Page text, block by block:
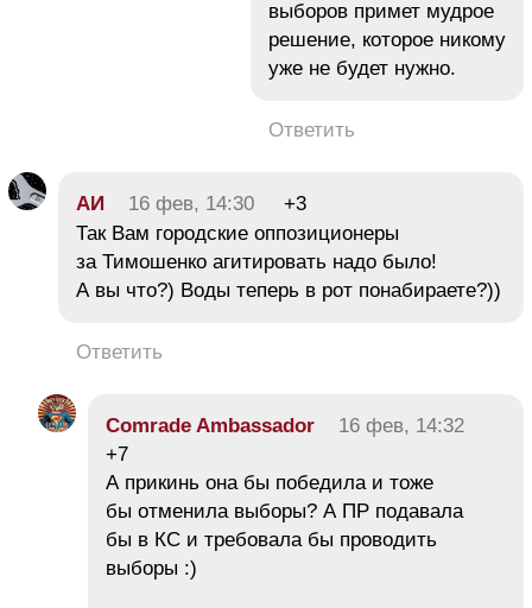
выборов примет мудрое
решение, которое никому
уже не будет нужно.
Ответить
АИ 16 фев, 14:30
+3
Так Вам городские оппозиционеры
за Тимошенко агитировать надо было!
А вы что?) Воды теперь в рот понабираете?))
Ответить
Comrade Ambassador
16 фев, 14:32
+7
А прикинь она бы победила и тоже
бы отменила выборы? А ПР подавала
бы в КС и требовала бы проводить
выборы :)